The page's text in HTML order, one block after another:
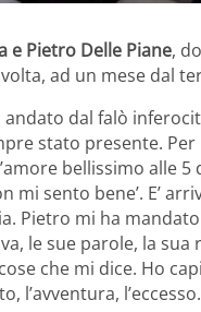
e Pietro Delle Piane,
ad un mese dal
andato dal falò
stato presente.
bellissimo alle
mi sento bene’. E’
Pietro mi ha
le sue parole, la
che mi dice. Ho
l’avventura,